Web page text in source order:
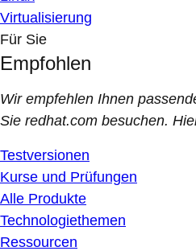
Virtualisierung
Für Sie
Empfohlen
Wir empfehlen Ihnen
Sie redhat.com besuchen.
Testversionen
Kurse und Prüfungen
Alle Produkte
Technologiethemen
Ressourcen